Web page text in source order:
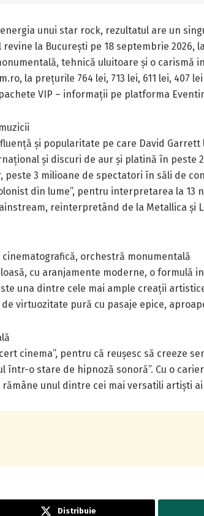
unui star rock, rezultatul are un
la București pe 18 septembrie 2026,
tehnică uluitoare și o carismă
la prețurile 764 lei, 713 lei, 611 lei, 407
VIP – informații pe platforma
și popularitate pe care David
și discuri de aur și platină în peste
peste 3 milioane de spectatori în săli de
din lume”, pentru interpretarea la 13
reinterpretând de la Metallica și
orchestră monumentală
cu aranjamente moderne, o formulă
una dintre cele mai ample creații
virtuozitate pură cu pasaje epice,
cinema”, pentru că reușesc să creeze
într-o stare de hipnoză sonoră”. Cu o
unul dintre cei mai versatili artiști
Distribuie